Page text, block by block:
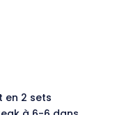
en 2 sets